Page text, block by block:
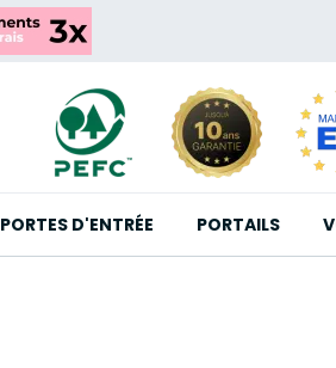
PORTES D'ENTRÉE PORTAILS